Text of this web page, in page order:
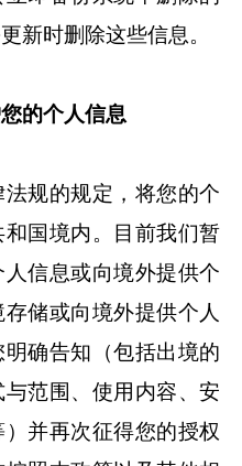
新时删除这些信息。
的个人信息
规的规定，将您的个
国境内。目前我们暂
信息或向境外提供个
储或向境外提供个人
确告知（包括出境的
范围、使用内容、安
并再次征得您的授权